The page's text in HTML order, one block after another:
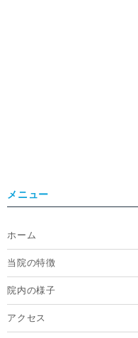
メニュー
ホーム
当院の特徴
院内の様子
アクセス